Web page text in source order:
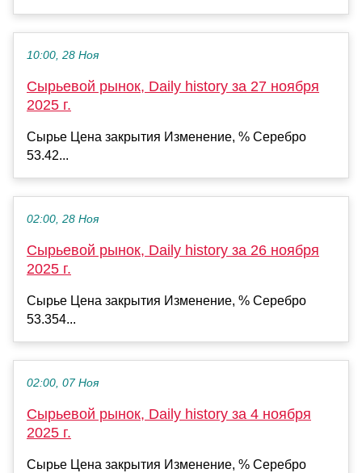
10:00, 28 Ноя
Сырьевой рынок, Daily history за 27 ноября
2025 г.
Сырье Цена закрытия Изменение, % Серебро
53.42...
02:00, 28 Ноя
Сырьевой рынок, Daily history за 26 ноября
2025 г.
Сырье Цена закрытия Изменение, % Серебро
53.354...
02:00, 07 Ноя
Сырьевой рынок, Daily history за 4 ноября
2025 г.
Сырье Цена закрытия Изменение, % Серебро